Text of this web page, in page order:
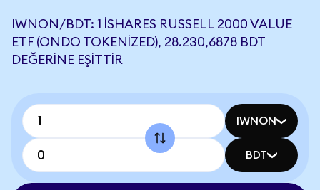
IWNON/BDT: 1 ISHARES RUSSELL 2000 VALUE
ETF (ONDO TOKENIZED), 28.230,6878 BDT
DEĞERINE EŞITTIR
IWNON
BDT